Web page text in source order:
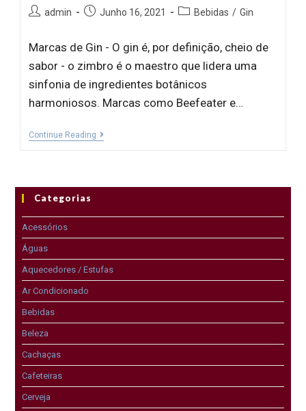
admin Junho 16, 2021 Bebidas / Gin
Marcas de Gin - O gin é, por definição, cheio de
sabor - o zimbro é o maestro que lidera uma
sinfonia de ingredientes botânicos
harmoniosos. Marcas como Beefeater e…
Continue Reading
Categorias
Acessórios
Águas
Aquecedores / Estufas
Ar Condicionado
Bebidas
Beleza
Cachaças
Cafeteiras
Cerveja